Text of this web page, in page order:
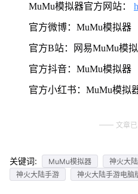
MuMu模拟器官方网站：
官方微博：MuMu模拟器
官方B站：网易MuMu模
官方抖音：MuMu模拟器
官方小红书：MuMu模拟
文章
关键词: MuMu模拟器 神火大陆
神火大陆手游
神火大陆手游电脑